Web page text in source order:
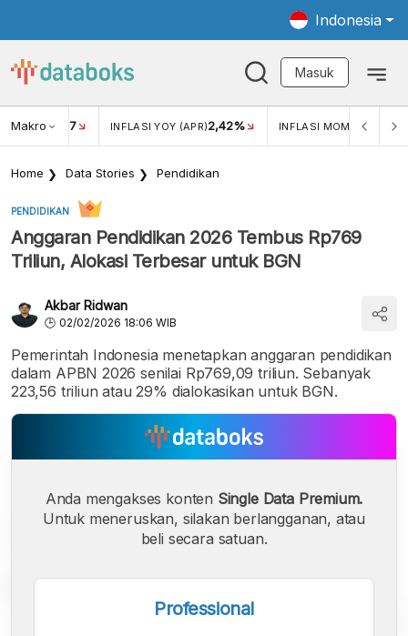
Indonesia
Masuk
Makro
USD/IDR 17 INFLASI YOY (APR)2,42% INFLASI MOM (MAR)
Home Data Stories Pendidikan
PENDIDIKAN
Anggaran Pendidikan 2026 Tembus Rp769
Triliun, Alokasi Terbesar untuk BGN
Akbar Ridwan
02/02/2026 18:06 WIB
Pemerintah Indonesia menetapkan anggaran pendidikan
dalam APBN 2026 senilai Rp769,09 triliun. Sebanyak
223,56 triliun atau 29% dialokasikan untuk BGN.
Anda mengakses konten Single Data Premium.
Untuk meneruskan, silakan berlangganan, atau
beli secara satuan.
Professional